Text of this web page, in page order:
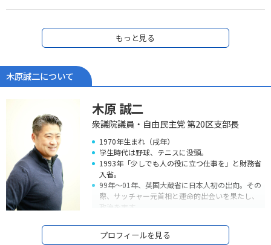
もっと見る
木原誠二について
木原 誠二
衆議院議員・自由民主党 第20区支部長
1970年生まれ（戌年）
学生時代は野球、テニスに没頭。
1993年「少しでも人の役に立つ仕事を」と財務省
入省。
99年～01年、英国大蔵省に日本人初の出向。その
際、サッチャー元首相と運命的出会いを果たし、
政治を志す。
09年～12年、落選中の3年間、民間企業で営業マ
ンとして経済の現場で働きながら、地元政治活動
プロフィールを見る